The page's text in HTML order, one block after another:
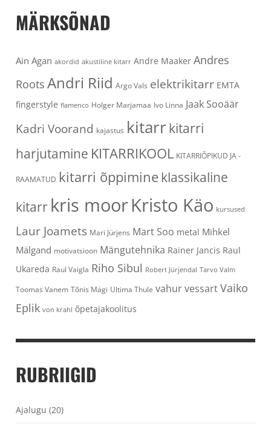
MÄRKSÕNAD
Ain Agan akordid akustiline kitarr Andre Maaker Andres
Roots Andri Riid Argo Vals elektrikitarr EMTA
fingerstyle flamenco Holger Marjamaa Ivo Linna Jaak Sooäär
Kadri Voorand kajastus kitarr kitarri
harjutamine KITARRIKOOL KITARRIÕPIKUD JA -
RAAMATUD kitarri õppimineklassikaline
kitarr kris moorKristo Käo kursused
Laur Joamets Mari Jürjens Mart Soo metal Mihkel
Mälgand motivatsioon Mängutehnika Rainer Jancis Raul
Ukareda Raul Vaigla Riho Sibul Robert Jürjendal Tarvo Valm
Toomas Vanem Tõnis Mägi Ultima Thule vahur vessartVaiko
Eplik von krahl õpetajakoolitus
RUBRIIGID
Ajalugu (20)